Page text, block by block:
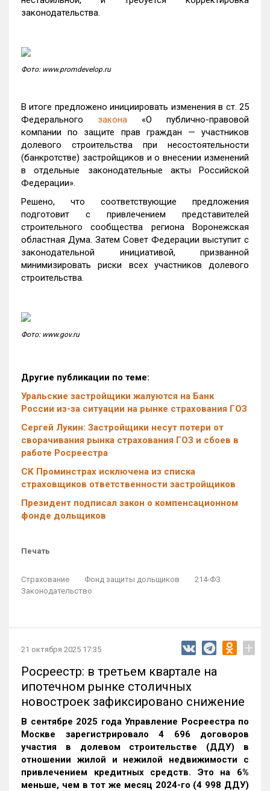
законодательства.
Фото: www.promdevelop.ru
В итоге предложено инициировать изменения в ст. 25
Федерального закона «О публично-правовой
компании по защите прав граждан — участников
долевого строительства при несостоятельности
(банкротстве) застройщиков и о внесении изменений
в отдельные законодательные акты Российской
Федерации».
Решено, что соответствующие предложения
подготовит с привлечением представителей
строительного сообщества региона Воронежская
областная Дума. Затем Совет Федерации выступит с
законодательной инициативой, призванной
минимизировать риски всех участников долевого
строительства.
Фото: www.gov.ru
Другие публикации по теме:
Уральские застройщики жалуются на Банк
России из-за ситуации на рынке страхования ГОЗ
Сергей Лукин: Застройщики несут потери от
сворачивания рынка страхования ГОЗ и сбоев в
работе Росреестра
СК Проминстрах исключена из списка
страховщиков ответственности застройщиков
Президент подписал закон о компенсационном
фонде дольщиков
Печать
Страхование Фонд защиты дольщиков
214-ФЗ
Законодательство
21 октября 2025 17:35 +
Росреестр: в третьем квартале на
ипотечном рынке столичных
новостроек зафиксировано снижение
В сентябре 2025 года Управление Росреестра по
Москве зарегистрировало 4 696 договоров
участия в долевом строительстве (ДДУ) в
отношении жилой и нежилой недвижимости с
привлечением кредитных средств. Это на 6%
меньше, чем в тот же месяц 2024-го (4 998 ДДУ)